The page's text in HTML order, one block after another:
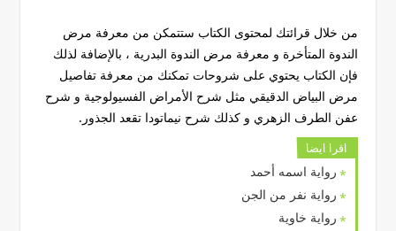
من خلال قرائتك لمحتوى الكتاب ستتمكن من معرفة مرض
الندوة المتأخرة و معرفة مرض الندوة البدرية ، بالإضافة لذلك
فإن الكتاب يحتوي على شروحات تمكنك من معرفة تفاصيل
مرض البياض الدقيقي مثل شرح الأمراض الفسيولوجية و شرح
عفن الطرف الزهري و كذلك شرح نيماتودا تقعد الجذور.
اقرا ايضا
رواية اسمه أحمد
رواية نفر من الجن
رواية خاوية